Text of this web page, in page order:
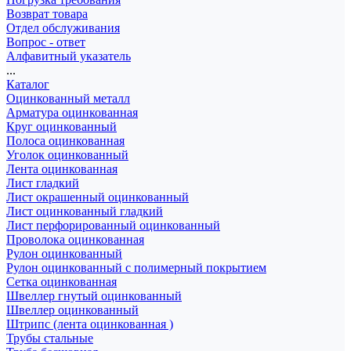
Возврат товара
Отдел обслуживания
Вопрос - ответ
Алфавитный указатель
...
Каталог
Оцинкованный металл
Арматура оцинкованная
Круг оцинкованный
Полоса оцинкованная
Уголок оцинкованный
Лента оцинкованная
Лист гладкий
Лист окрашенный оцинкованный
Лист оцинкованный гладкий
Лист перфорированный оцинкованный
Проволока оцинкованная
Рулон оцинкованный
Рулон оцинкованный с полимерный покрытием
Сетка оцинкованная
Швеллер гнутый оцинкованный
Швеллер оцинкованный
Штрипс (лента оцинкованная )
Трубы стальные